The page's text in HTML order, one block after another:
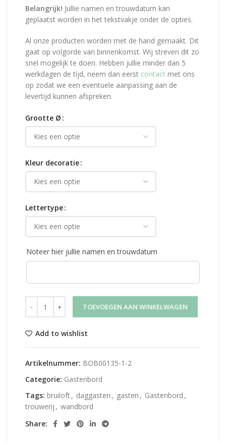
Belangrijk! Jullie namen en trouwdatum kan
geplaatst worden in het tekstvakje onder de opties.
Al onze producten worden met de hand gemaakt. Dit
gaat op volgorde van binnenkomst. Wij streven dit zo
snel mogelijk te doen. Hebben jullie minder dan 5
werkdagen de tijd, neem dan eerst contact met ons
op zodat we een eventuele aanpassing aan de
levertijd kunnen afspreken.
Grootte Ø
Kleur decoratie
Lettertype
Noteer hier jullie namen en trouwdatum
TOEVOEGEN AAN WINKELWAGEN
Add to wishlist
Artikelnummer: BOB00135-1-2
Categorie: Gastenbord
Tags: bruiloft, daggasten , gasten , Gastenbord ,
trouwerij , wandbord
Share: